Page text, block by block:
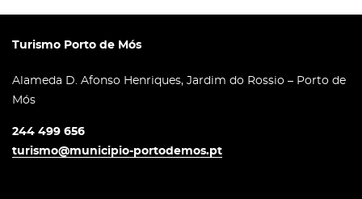
Turismo Porto de Mós
Alameda D. Afonso Henriques, Jardim do Rossio – Porto de
Mós
244 499 656
turismo@municipio-portodemos.pt